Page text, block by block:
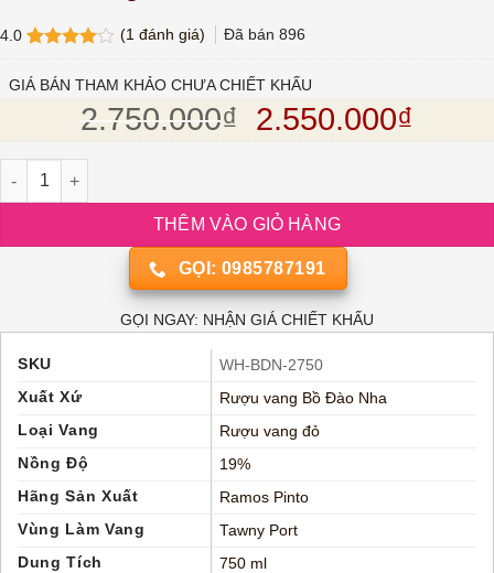
4.0
5 dựa
(1 đánh giá) Đã bán 896
GIÁ BÁN THAM KHẢO CHƯA CHIẾT KHẤU
2.750.000₫ Giá gốc là:
2.550.000₫
Rượu vang Đỏ Bồ Đào Nha Porto Ramos Pinto Vintage 2003 số
THÊM VÀO GIỎ HÀNG
GỌI: 0985787191
GỌI NGAY: NHẬN GIÁ CHIẾT KHẤU
SKU
WH-BDN-2750
Xuất Xứ
Rượu vang Bồ Đào Nha
Loại Vang
Rượu vang đỏ
Nồng Độ
19%
Hãng Sản Xuất
Ramos Pinto
Vùng Làm Vang
Tawny Port
Dung Tích
750 ml